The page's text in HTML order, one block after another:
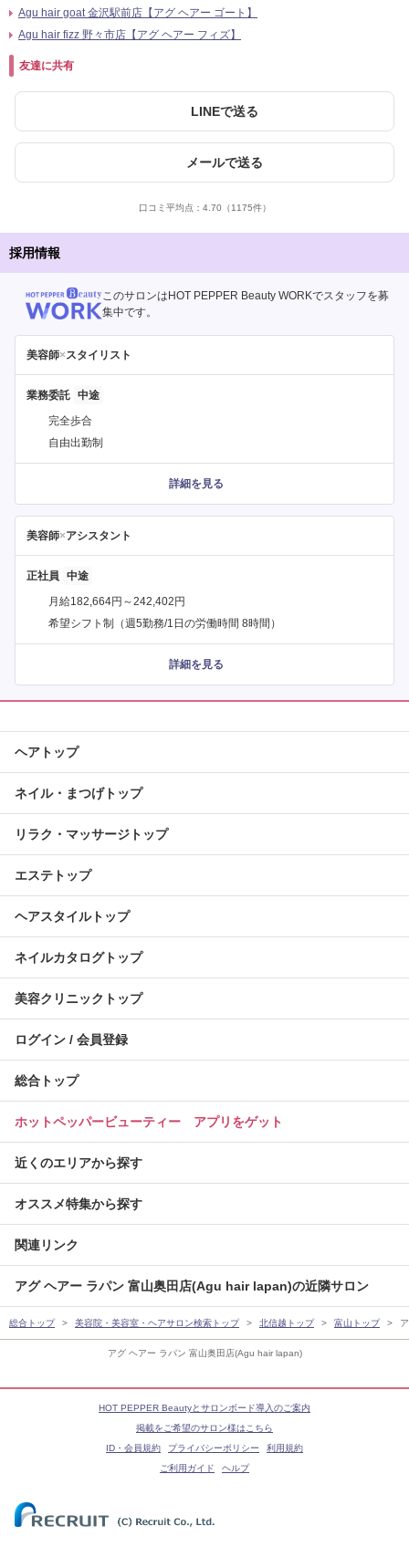
アグ ヘアー ラパン 富山奥田店(Agu hair lapan)
Agu hair goat 金沢駅前店【アグ ヘアー ゴート】
Agu hair fizz 野々市店【アグ ヘアー フィズ】
友達に共有
LINEで送る
メールで送る
口コミ平均点： 4.70 （1175件）
採用情報
このサロンはHOT PEPPER Beauty WORKでスタッフを募
集中です。
美容師×スタイリスト
業務委託
完全歩合
自由出勤制
詳細を見る
美容師×アシスタント
正社員
月給182,664円～242,402円
希望シフト制（週5勤務/1日の労働時間 8時間）
詳細を見る
ヘアトップ
ネイル・まつげトップ
リラク・マッサージトップ
エステトップ
ヘアスタイルトップ
ネイルカタログトップ
美容クリニックトップ
ログイン / 会員登録
総合トップ
ホットペッパービューティー アプリをゲット
近くのエリアから探す
オススメ特集から探す
関連リンク
アグ ヘアー ラパン 富山奥田店(Agu hair lapan)の近隣サロン
総合トップ 美容院・美容室・ヘアサロン検索トップ 北信越トップ 富山トップ
HOT PEPPER Beautyとサロンボード導入のご案内
掲載をご希望のサロン様はこちら
ID・会員規約
プライバシーポリシー
利用規約
ご利用ガイド
ヘルプ